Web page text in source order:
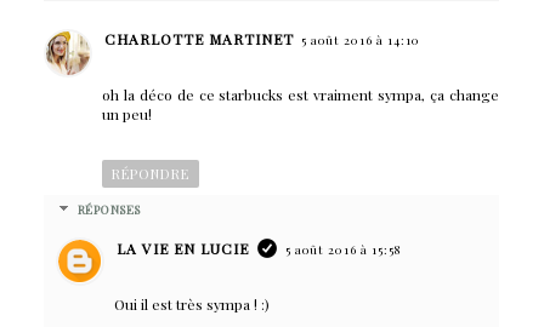
CHARLOTTE MARTINET 5 août 2016 à 14:10
oh la déco de ce starbucks est vraiment sympa, ça change
un peu!
RÉPONDRE
RÉPONSES
LA VIE EN LUCIE 5 août 2016 à 15:58
Oui il est très sympa ! :)